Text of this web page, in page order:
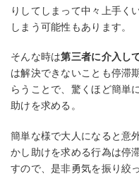
りしてしまって中々上手く
しまう可能性もあります。
そんな時は第三者に介入し
は解決できないことも停滞
らうことで、驚くほど簡単
助けを求める。
簡単な様で大人になると意
かし助けを求める行為は停
すので、是非勇気を振り絞